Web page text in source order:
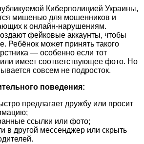
Киберполицией Украины,
мишенью для мошенников и
к онлайн-нарушениям.
фейковые аккаунты, чтобы
Ребёнок может принять такого
— особенно если тот
имеет соответствующее фото. Но
совсем не подросток.
поведения:
предлагает дружбу или просит
ссылки или фото;
в другой мессенджер или скрыть